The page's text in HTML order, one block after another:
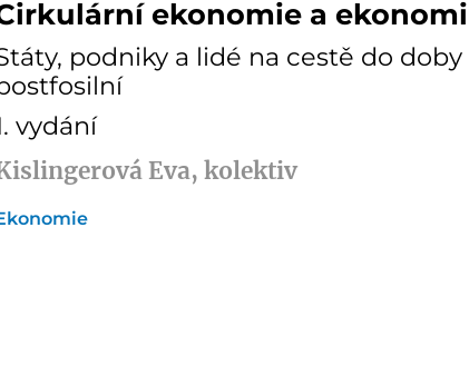
ekonomie a
podniky a lidé na cestě do doby
vydání
Eva, kolektiv